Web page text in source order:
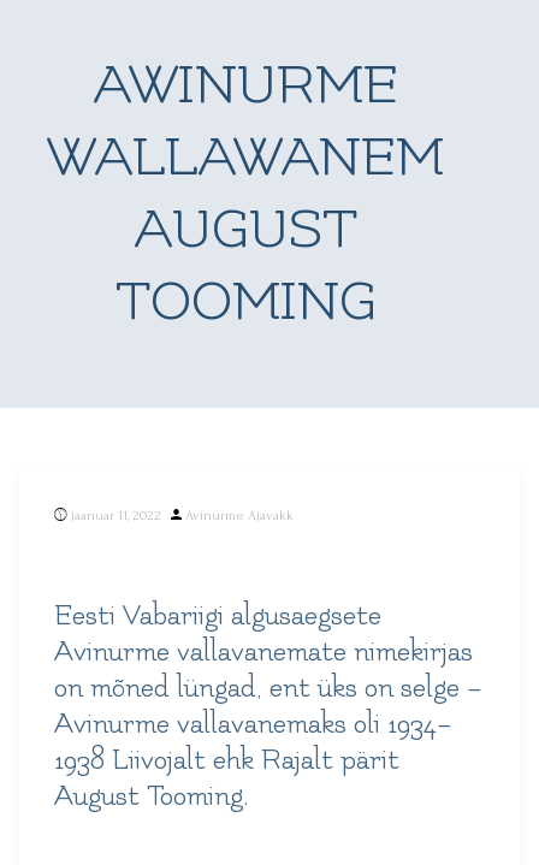
AWINURME
WALLAWANEM
AUGUST
TOOMING
jaanuar 11, 2022
Posted
Avinurme Ajavakk
Eesti Vabariigi algusaegsete
Avinurme vallavanemate nimekirjas
on mõned lüngad, ent üks on selge –
Avinurme vallavanemaks oli 1934–
1938 Liivojalt ehk Rajalt pärit
August Tooming.